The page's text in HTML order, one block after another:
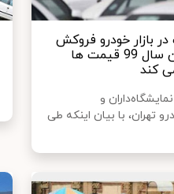
بازار خودرو فروکش
کرده و تا پایان سال 99 قیمت ها
کند
و
تهران، با بیان اینکه طی